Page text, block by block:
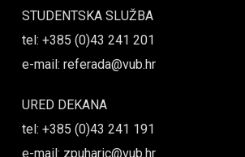
STUDENTSKA SLUŽBA
tel: +385 (0)43 241 201
e-mail: referada@vub.hr
URED DEKANA
tel: +385 (0)43 241 191
e-mail: zpuharic@vub.hr